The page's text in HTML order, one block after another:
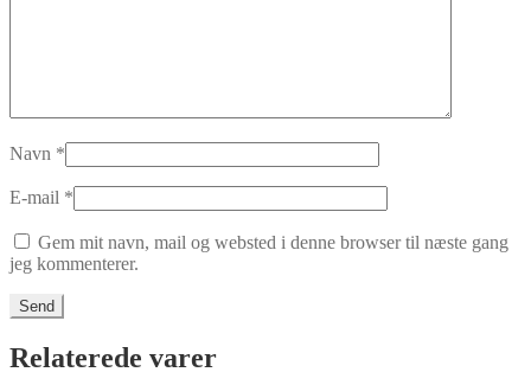
Navn *
E-mail *
Gem mit navn, mail og websted i denne browser til næste gang
jeg kommenterer.
Relaterede varer